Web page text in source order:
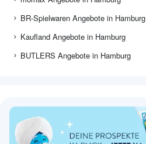
BR-Spielwaren Angebote in Hamburg
Kaufland Angebote in Hamburg
BUTLERS Angebote in Hamburg